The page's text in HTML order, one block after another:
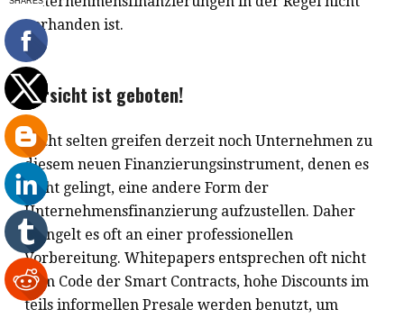
vorhanden ist.
Vorsicht ist geboten!
Nicht selten greifen derzeit noch Unternehmen zu
diesem neuen Finanzierungsinstrument, denen es
nicht gelingt, eine andere Form der
Unternehmensfinanzierung aufzustellen. Daher
mangelt es oft an einer professionellen
Vorbereitung. Whitepapers entsprechen oft nicht
dem Code der Smart Contracts, hohe Discounts im
teils informellen Presale werden benutzt, um